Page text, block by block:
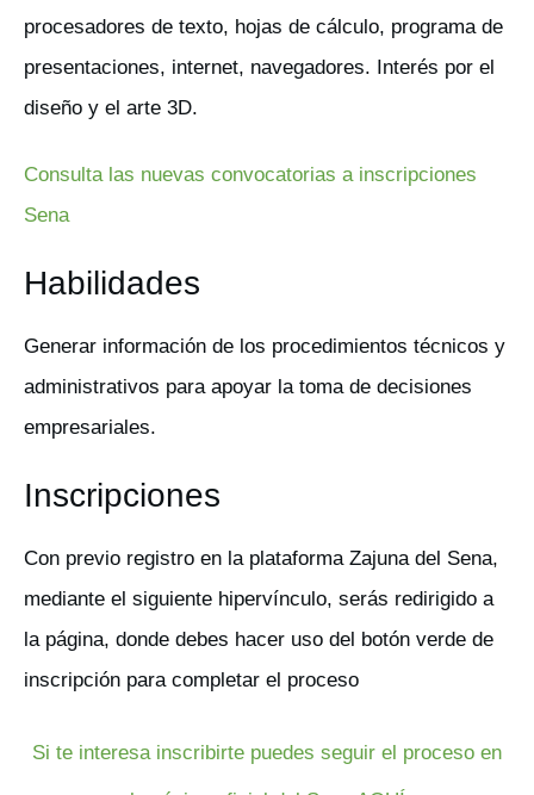
procesadores de texto, hojas de cálculo, programa de
presentaciones, internet, navegadores. Interés por el
diseño y el arte 3D.
Consulta las nuevas convocatorias a inscripciones
Sena
Habilidades
Generar información de los procedimientos técnicos y
administrativos para apoyar la toma de decisiones
empresariales.
Inscripciones
Con previo registro en la plataforma Zajuna del Sena,
mediante el siguiente hipervínculo, serás redirigido a
la página, donde debes hacer uso del botón verde de
inscripción para completar el proceso
Si te interesa inscribirte puedes seguir el proceso en